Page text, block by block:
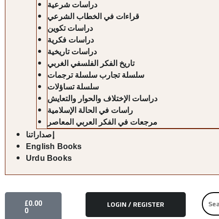
دراسات شرعية
قراءات في الخطاب الشرعي
دراسات تكوين
دراسات فكرية
دراسات تاريخية
تاريخ الفكر الفلسفي الغربي
سلسلة تجارب سلسلة ترجمات
سلسلة تساؤلات
دراسات الإختلاف والحوار والتعايش
راسات في الحالة الإسلامية
مرجعات في الفكر العربي المعاصر
إصداراتنا
English Books
Urdu Books
£0.00
0
CART
LOGIN / REGISTER
for: